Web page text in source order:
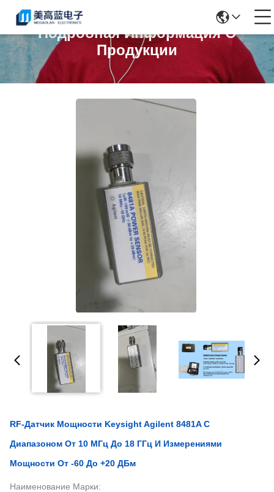
Подробная Информация О
Продукции
RF-Датчик Мощности Keysight Agilent 8481A С
Диапазоном От 10 МГц До 18 ГГц И Измерениями
Мощности От -60 До +20 ДБм
Наименование Марки: